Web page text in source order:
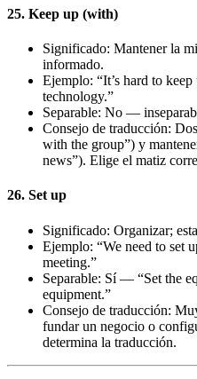
25. Keep up (with)
Significado: Mantener la
informado.
Ejemplo: “It’s hard to
technology.”
Separable: No —
Consejo de traducción:
with the group”) y
news”). Elige el matiz
26. Set up
Significado: Organizar;
Ejemplo: “We need to set
meeting.”
Separable: Sí — “Set the
equipment.”
Consejo de traducción:
fundar un negocio o
determina la traducción.